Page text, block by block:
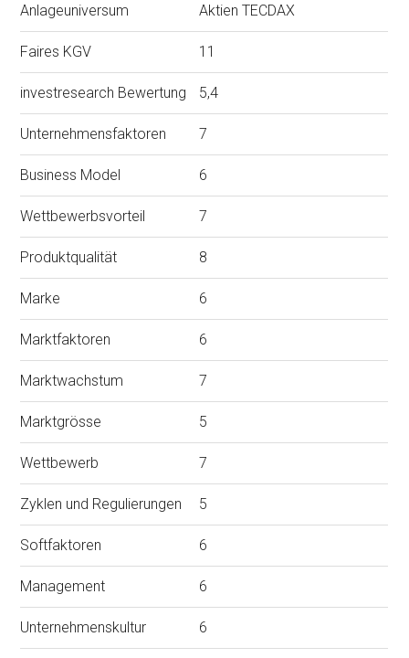
Anlageuniversum Aktien TECDAX
Faires KGV 11
investresearch Bewertung 5,4
Unternehmensfaktoren 7
Business Model 6
Wettbewerbsvorteil 7
Produktqualität 8
Marke 6
Marktfaktoren 6
Marktwachstum 7
Marktgrösse 5
Wettbewerb 7
Zyklen und Regulierungen 5
Softfaktoren 6
Management 6
Unternehmenskultur 6